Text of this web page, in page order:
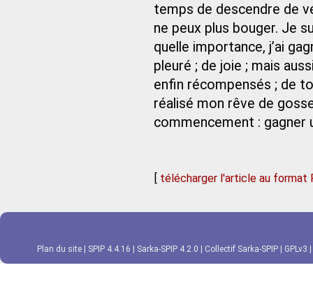
temps de descendre de
ne peux plus bouger. Je
quelle importance, j’ai
pleuré ; de joie ; mais
enfin récompensés ; de
réalisé mon rêve de
commencement : gagner
[ télécharger l'article au format
Plan du site SPIP 4.4.16 Sarka-SPIP 4.2.0 Collectif Sarka-SPIP GPLv3